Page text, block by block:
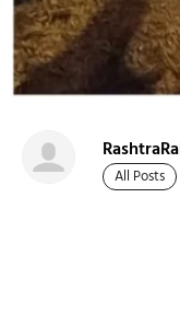
All Posts